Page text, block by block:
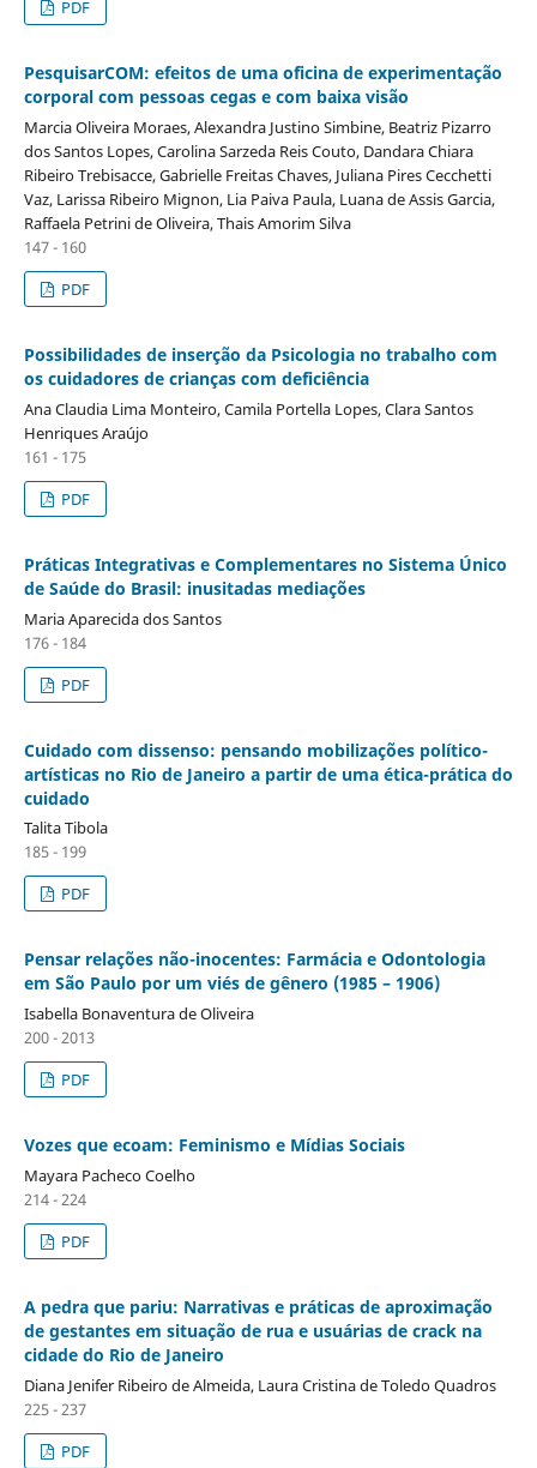
PDF
PesquisarCOM: efeitos de uma oficina de experimentação
corporal com pessoas cegas e com baixa visão
Marcia Oliveira Moraes, Alexandra Justino Simbine, Beatriz Pizarro
dos Santos Lopes, Carolina Sarzeda Reis Couto, Dandara Chiara
Ribeiro Trebisacce, Gabrielle Freitas Chaves, Juliana Pires Cecchetti
Vaz, Larissa Ribeiro Mignon, Lia Paiva Paula, Luana de Assis Garcia,
Raffaela Petrini de Oliveira, Thais Amorim Silva
147 - 160
PDF
Possibilidades de inserção da Psicologia no trabalho com
os cuidadores de crianças com deficiência
Ana Claudia Lima Monteiro, Camila Portella Lopes, Clara Santos
Henriques Araújo
161 - 175
PDF
Práticas Integrativas e Complementares no Sistema Único
de Saúde do Brasil: inusitadas mediações
Maria Aparecida dos Santos
176 - 184
PDF
Cuidado com dissenso: pensando mobilizações político-
artísticas no Rio de Janeiro a partir de uma ética-prática do
cuidado
Talita Tibola
185 - 199
PDF
Pensar relações não-inocentes: Farmácia e Odontologia
em São Paulo por um viés de gênero (1985 – 1906)
Isabella Bonaventura de Oliveira
200 - 2013
PDF
Vozes que ecoam: Feminismo e Mídias Sociais
Mayara Pacheco Coelho
214 - 224
PDF
A pedra que pariu: Narrativas e práticas de aproximação
de gestantes em situação de rua e usuárias de crack na
cidade do Rio de Janeiro
Diana Jenifer Ribeiro de Almeida, Laura Cristina de Toledo Quadros
225 - 237
PDF